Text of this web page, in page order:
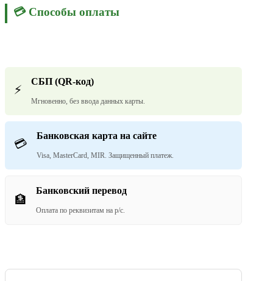
💳 Способы оплаты
⚡
СБП (QR-код)
Мгновенно, без ввода данных карты.
💳
Банковская карта на сайте
Visa, MasterCard, MIR. Защищенный платеж.
🏦
Банковский перевод
Оплата по реквизитам на р/с.